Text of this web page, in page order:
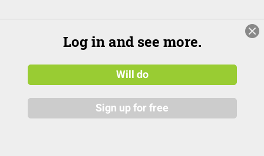
Log in and see more.
Will do
Sign up for free